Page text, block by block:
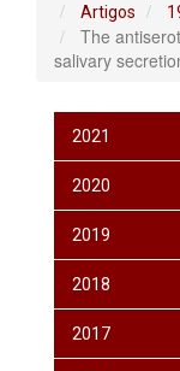
Artigos
The
salivary
2021
2020
2019
2018
2017